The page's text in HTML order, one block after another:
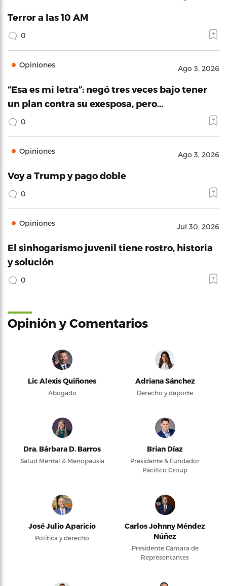
Terror a las 10 AM
0
Opiniones Ago 3, 2026
“Esa es mi letra”: negó tres veces bajo tener
un plan contra su exesposa, pero…
0
Opiniones Ago 3, 2026
Voy a Trump y pago doble
0
Opiniones Jul 30, 2026
El sinhogarismo juvenil tiene rostro, historia
y solución
0
Opinión y Comentarios
Lic Alexis Quiñones
Abogado
Adriana Sánchez
Derecho y deporte
Dra. Bárbara D. Barros
Salud Mental & Menopausia
Brian Díaz
Presidente & Fundador
Pacifico Group
José Julio Aparicio
Política y derecho
Carlos Johnny Méndez
Núñez
Presidente Cámara de
Representantes